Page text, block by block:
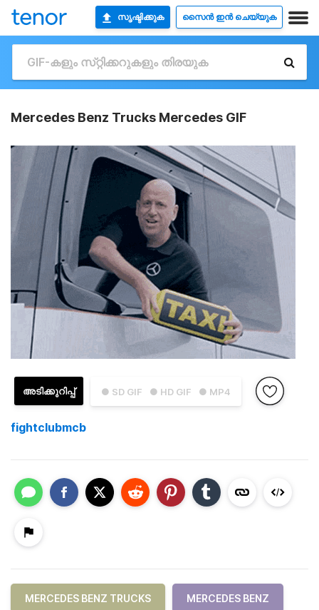
സൃഷ്ടിക്കുക സൈൻ ഇൻ ചെയ്യുക
Mercedes Benz Trucks Mercedes GIF
● SD GIF ● HD GIF ● MP4
അടിക്കുറിപ്പ്
fightclubmcb
MERCEDES BENZ TRUCKS MERCEDES BENZ